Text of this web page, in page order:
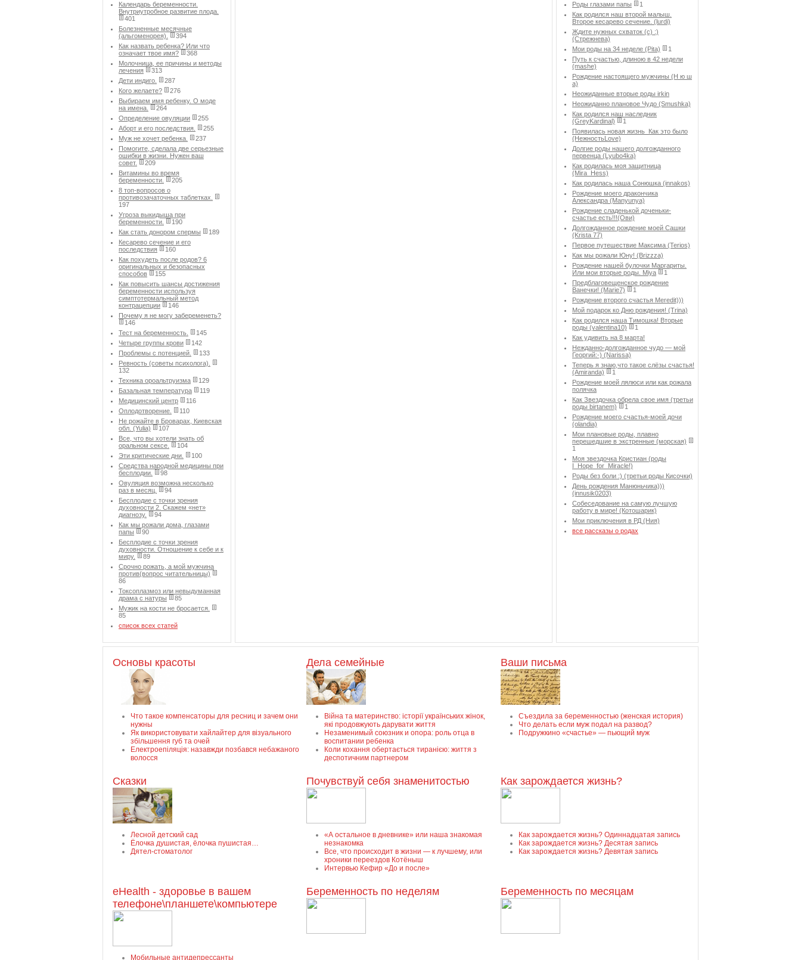
Календарь беременности.
Внутриутробное развитие плода.
401
Болезненные месячные
(альгоменорея).
394
Как назвать ребенка? Или что
означает твое имя?
368
Молочница, ее причины и методы
лечения
313
Дети индиго.
287
Кого желаете?
276
Выбираем имя ребенку. О моде
на имена.
264
Определение овуляции
255
Аборт и его последствия.
255
Муж не хочет ребенка.
237
Помогите, сделала две серьезные
ошибки в жизни. Нужен ваш
совет.
209
Витамины во время
беременности.
205
8 топ-вопросов о
противозачаточных таблетках.
197
Угроза выкидыша при
беременности.
190
Как стать донором спермы
189
Кесарево сечение и его
последствия
160
Как похудеть после родов? 6
оригинальных и безопасных
способов
155
Как повысить шансы достижения
беременности используя
симптотермальный метод
контрацепции
146
Почему я не могу забеременеть?
146
Тест на беременность.
145
Четыре группы крови
142
Проблемы с потенцией.
133
Ревность (советы психолога).
132
Техника ороальтруизма
129
Базальная температура
119
Медицинский центр
116
Оплодотворение.
110
Не рожайте в Броварах, Киевская
обл. (Yulia)
107
Все, что вы хотели знать об
оральном сексе.
104
Эти критические дни.
100
Средства народной медицины при
бесплодии.
98
Овуляция возможна несколько
раз в месяц.
94
Бесплодие с точки зрения
духовности 2. Скажем «нет»
диагнозу.
94
Как мы рожали дома, глазами
папы
90
Бесплодие с точки зрения
духовности. Отношение к себе и к
миру.
89
Срочно рожать, а мой мужчина
против(вопрос читательницы)
86
Токсоплазмоз или невыдуманная
драма с натуры
85
Мужик на кости не бросается.
85
список всех статей
Роды глазами папы
1
Как родился наш второй малыш.
Второе кесарево сечение. (lurdi)
Ждите нужных схваток (с) :)
(Стрежнева)
Мои роды на 34 неделе (Pita)
1
Путь к счастью, длиною в 42 недели
(mashe)
Рождение настоящего мужчины (Н ю ш
а)
Неожиданные вторые роды irkin
Неожиданно плановое Чудо (Smushka)
Как родился наш наследник
(GreyKardinal)
1
Появилась новая жизнь_Как это было
(НежностьLove)
Долгие роды нашего долгожданного
первенца (Lyubo4ka)
Как родилась моя защитница
(Mira_Hess)
Как родилась наша Сонюшка (innakos)
Рождение моего дракончика
Александра (Manyunya)
Рождение сладенькой доченьки-
счастье есть!!!(Ови)
Долгожданное рождение моей Сашки
(Krista 77)
Первое путешествие Максима (Terios)
Как мы рожали Юну! (Brizzza)
Рождение нашей булочки Маргариты.
Или мои вторые роды. Miya
1
Предблаговещенское рождение
Ванечки! (Marie7)
1
Рождение второго счастья Meredit)))
Мой подарок ко Дню рождения! (Trina)
Как родился наша Тимошка! Вторые
роды (valentina10)
1
Как удивить на 8 марта!
Нежданно-долгожданное чудо — мой
Георгий:-) (Narissa)
Теперь я знаю,что такое слёзы счастья!
(Amiranda)
1
Рождение моей лялюси или как рожала
полячка
Как Звездочка обрела свое имя (третьи
роды birtanem)
1
Рождение моего счастья-моей дочи
(olandia)
Мои плановые роды, плавно
перешедшие в экстренные (морская)
1
Моя звездочка Кристиан (роды
I_Hope_for_Miracle!)
Роды без боли :) (третьи роды Кисочки)
День рождения Манюньчика)))
(innusik0203)
Собеседование на самую лучшую
работу в мире! (Котошарик)
Мои приключения в РД (Ния)
все рассказы о родах
Основы красоты
Что такое компенсаторы для ресниц и зачем они
нужны
Як використовувати хайлайтер для візуального
збільшення губ та очей
Електроепіляція: назавжди позбався небажаного
волосся
Дела семейные
Війна та материнство: історії українських жінок,
які продовжують дарувати життя
Незаменимый союзник и опора: роль отца в
воспитании ребенка
Коли кохання обертається тиранією: життя з
деспотичним партнером
Ваши письма
Съездила за беременностью (женская история)
Что делать если муж подал на развод?
Подружкино «счастье» — пьющий муж
Сказки
Лесной детский сад
Ёлочка душистая, ёлочка пушистая…
Дятел-стоматолог
Почувствуй себя знаменитостью
«А остальное в дневнике» или наша знакомая
незнакомка
Все, что происходит в жизни — к лучшему, или
хроники переездов Котёныш
Интервью Кефир «До и после»
Как зарождается жизнь?
Как зарождается жизнь? Одиннадцатая запись
Как зарождается жизнь? Десятая запись
Как зарождается жизнь? Девятая запись
eHealth - здоровье в вашем
телефоне\планшете\компьютере
Мобильные антидепрессанты
Беременность по неделям Беременность по месяцам